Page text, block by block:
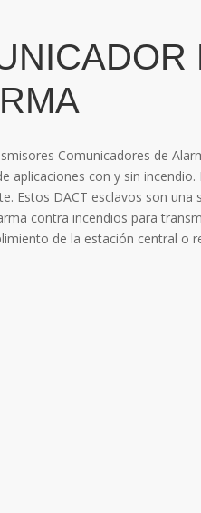
Comunicadores de
aplicaciones con y sin
Estos DACT esclavos son una
contra incendios para
de la estación central o